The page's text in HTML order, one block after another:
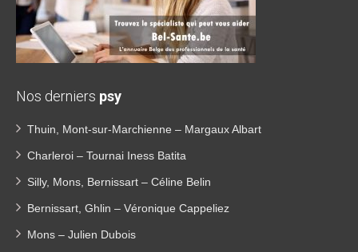
Nos derniers psy
Thuin, Mont-sur-Marchienne – Margaux Albart
Charleroi – Tournai Iness Batita
Silly, Mons, Bernissart – Céline Belin
Bernissart, Ghlin – Véronique Cappeliez
Mons – Julien Dubois